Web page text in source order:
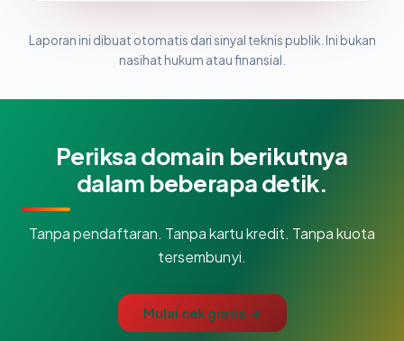
Laporan ini dibuat otomatis dari sinyal teknis publik. Ini bukan
nasihat hukum atau finansial.
Periksa domain berikutnya
dalam beberapa detik.
Tanpa pendaftaran. Tanpa kartu kredit. Tanpa kuota
tersembunyi.
Mulai cek gratis →